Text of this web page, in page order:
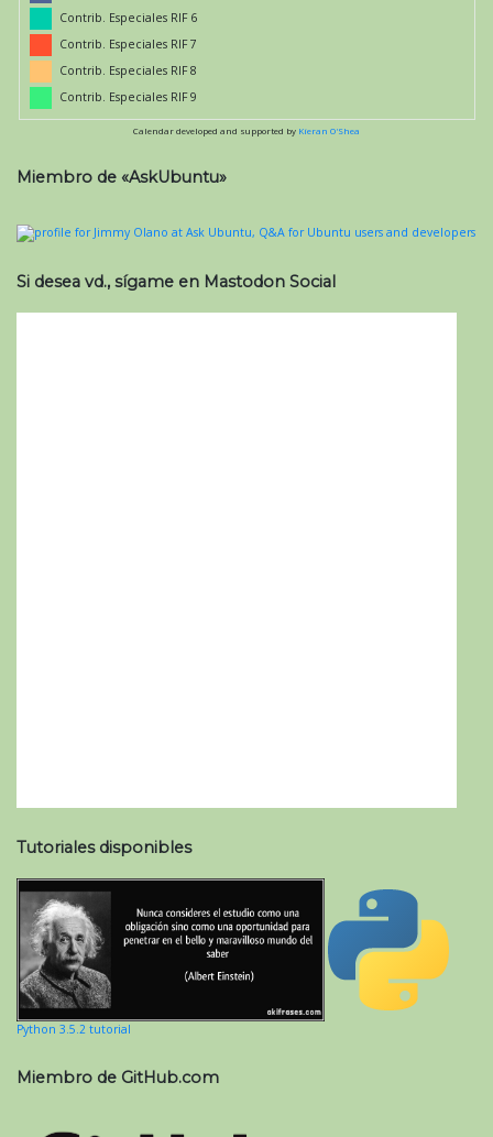
Contrib. Especiales RIF 6
Contrib. Especiales RIF 7
Contrib. Especiales RIF 8
Contrib. Especiales RIF 9
Calendar developed and supported by Kieran O'Shea
Miembro de «AskUbuntu»
Si desea vd., sígame en Mastodon Social
Tutoriales disponibles
Python 3.5.2 tutorial
Miembro de GitHub.com